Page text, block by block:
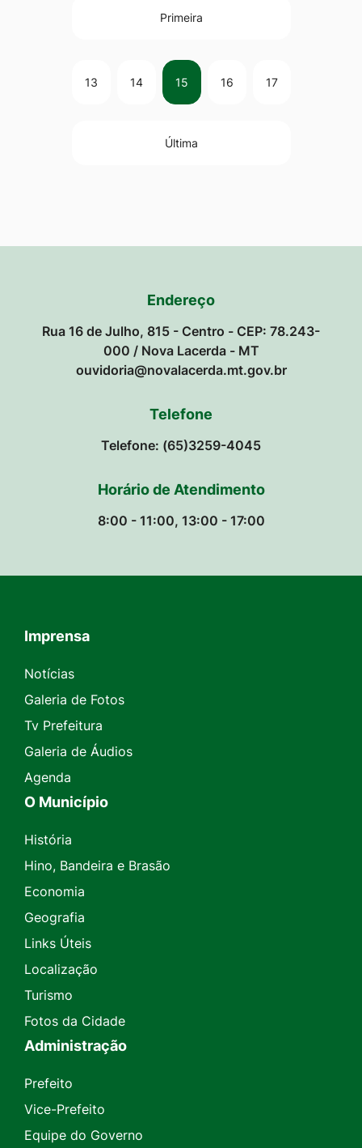
Primeira
13 14 15 16 17
Última
Endereço
Rua 16 de Julho, 815 - Centro - CEP: 78.243-
000 / Nova Lacerda - MT
ouvidoria@novalacerda.mt.gov.br
Telefone
Telefone: (65)3259-4045
Horário de Atendimento
8:00 - 11:00, 13:00 - 17:00
Seção do Rodapé e Contato
Imprensa
Notícias
Galeria de Fotos
Tv Prefeitura
Galeria de Áudios
Agenda
O Município
História
Hino, Bandeira e Brasão
Economia
Geografia
Links Úteis
Localização
Turismo
Fotos da Cidade
Administração
Prefeito
Vice-Prefeito
Equipe do Governo